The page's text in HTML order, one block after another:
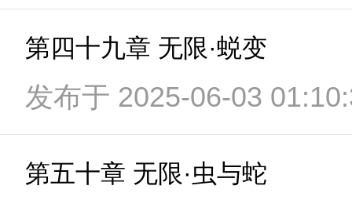
第四十九章 无限·蜕变
发布于 2025-06-03
第五十章 无限·虫与蛇